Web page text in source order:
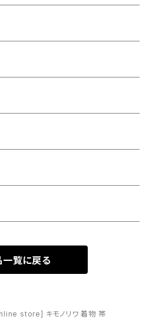
一覧に戻る
store] キモノリワ 着物 帯